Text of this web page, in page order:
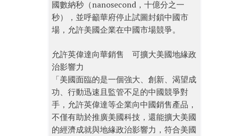
國數納秒（nanosecond，十億分之一
秒），並呼籲華府停止試圖封鎖中國市
場，允許美國企業在中國市場競爭。
允許英偉達向華銷售 可擴大美國地緣政
治影響力
「美國面臨的是一個強大、創新、渴望成
功、行動迅速且監管不足的中國競爭對
手，允許英偉達等企業向中國銷售產品，
不僅有助於推廣美國科技，還能擴大美國
的經濟成就與地緣政治影響力，符合美國